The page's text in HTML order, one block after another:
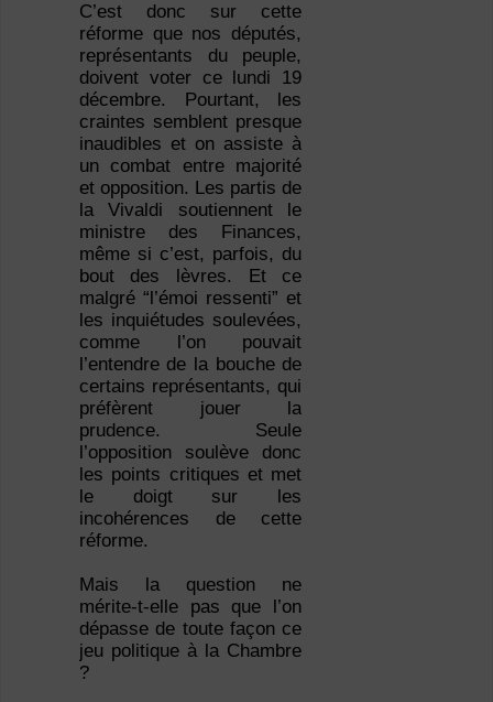
C’est donc sur cette
réforme que nos députés,
représentants du peuple,
doivent voter ce lundi 19
décembre. Pourtant, les
craintes semblent presque
inaudibles et on assiste à
un combat entre majorité
et opposition. Les partis de
la Vivaldi soutiennent le
ministre des Finances,
même si c’est, parfois, du
bout des lèvres. Et ce
malgré “l’émoi ressenti” et
les inquiétudes soulevées,
comme l’on pouvait
l’entendre de la bouche de
certains représentants, qui
préfèrent jouer la
prudence. Seule
l’opposition soulève donc
les points critiques et met
le doigt sur les
incohérences de cette
réforme.
Mais la question ne
mérite-t-elle pas que l’on
dépasse de toute façon ce
jeu politique à la Chambre
?